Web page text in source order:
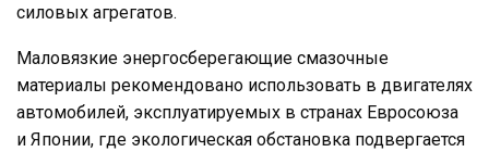
силовых агрегатов.
Маловязкие энергосберегающие смазочные
материалы рекомендовано использовать в двигателях
автомобилей, эксплуатируемых в странах Евросоюза
и Японии, где экологическая обстановка подвергается